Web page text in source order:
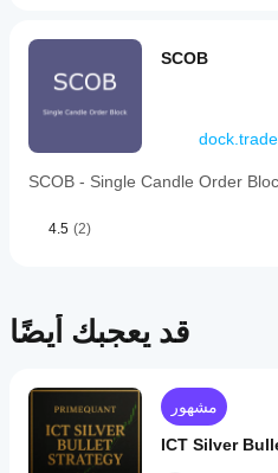
SCOB
SCOB - Single Candle Order
4.5 (2)
قد يعجبك أيضًا
مشهور
ICT Silver